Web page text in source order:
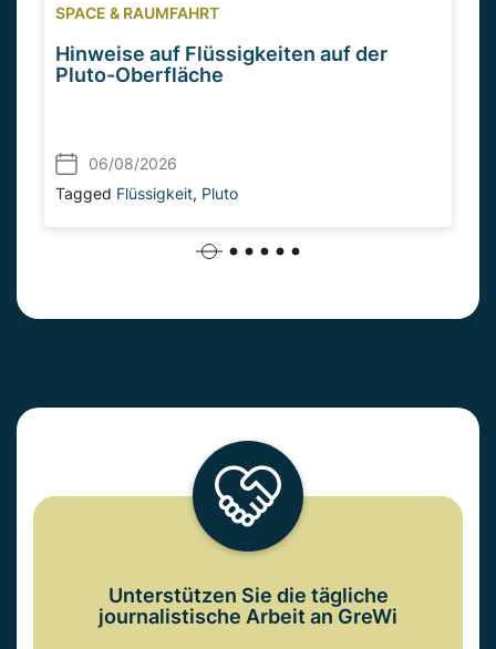
SPACE & RAUMFAHRT
Hinweise auf Flüssigkeiten auf der
Pluto-Oberfläche
06/08/2026
Tagged Flüssigkeit, Pluto
Unterstützen Sie die tägliche
journalistische Arbeit an GreWi